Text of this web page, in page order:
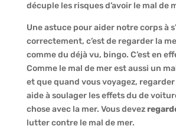
décuple les risques d’avoir le mal de
Une astuce pour aider notre corps à
correctement, c’est de regarder la
comme du déjà vu, bingo. C’est en
Comme le mal de mer est aussi un
et que quand vous voyagez,
aide à soulager les effets du de
chose avec la mer. Vous devez
lutter contre le mal de mer.